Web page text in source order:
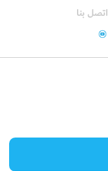
اتصل بنا